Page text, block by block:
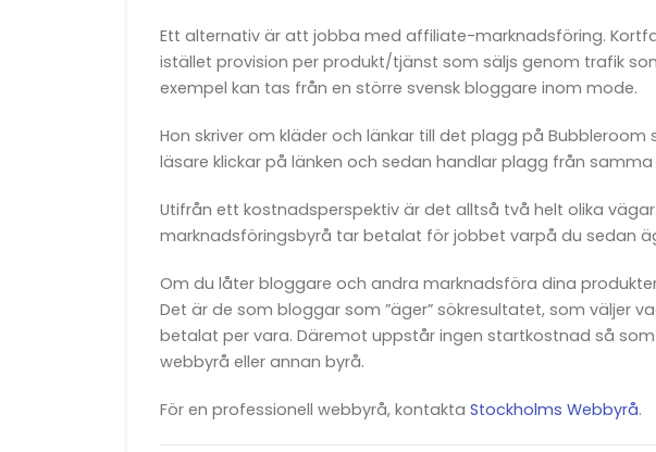
Ett alternativ är att jobba med affiliate-marknadsföring.
istället provision per produkt/tjänst som säljs genom trafik
exempel kan tas från en större svensk bloggare inom mode.
Hon skriver om kläder och länkar till det plagg på
läsare klickar på länken och sedan handlar plagg från
Utifrån ett kostnadsperspektiv är det alltså två helt olika
marknadsföringsbyrå tar betalat för jobbet varpå du sedan
Om du låter bloggare och andra marknadsföra dina
Det är de som bloggar som ”äger” sökresultatet, som väljer
betalat per vara. Däremot uppstår ingen startkostnad så
webbyrå eller annan byrå.
För en professionell webbyrå, kontakta Stockholms Webbyrå.